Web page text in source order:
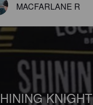
MACFARLANE R
KNIGHT